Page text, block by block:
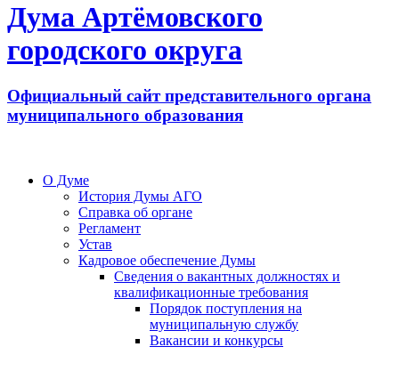
Дума Артёмовского
городского округа
Официальный сайт представительного органа
муниципального образования
О Думе
История Думы АГО
Справка об органе
Регламент
Устав
Кадровое обеспечение Думы
Сведения о вакантных должностях и
квалификационные требования
Порядок поступления на
муниципальную службу
Вакансии и конкурсы